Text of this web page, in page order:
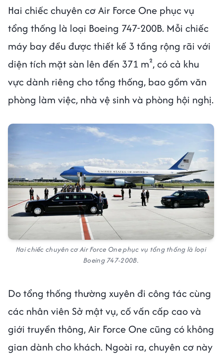
Hai chiếc chuyên cơ Air Force One phục vụ
tổng thống là loại Boeing 747-200B. Mỗi chiếc
máy bay đều được thiết kế 3 tầng rộng rãi với
diện tích mặt sàn lên đến 371 m², có cả khu
vực dành riêng cho tổng thống, bao gồm văn
phòng làm việc, nhà vệ sinh và phòng hội nghị.
Hai chiếc chuyên cơ Air Force One phục vụ tổng thống là loại
Boeing 747-200B.
Do tổng thống thường xuyên đi công tác cùng
các nhân viên Sở mật vụ, cố vấn cấp cao và
giới truyền thông, Air Force One cũng có không
gian dành cho khách. Ngoài ra, chuyên cơ này